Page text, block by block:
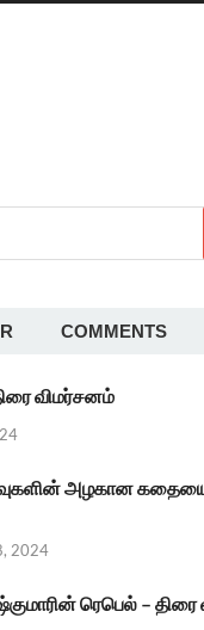
COMMENTS
விமர்சனம்
அழகான
2024
ரெபெல் –